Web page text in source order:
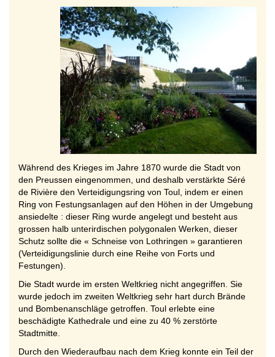
Während des Krieges im Jahre 1870 wurde die Stadt von
den Preussen eingenommen, und deshalb verstärkte Séré
de Rivière den Verteidigungsring von Toul, indem er einen
Ring von Festungsanlagen auf den Höhen in der Umgebung
ansiedelte : dieser Ring wurde angelegt und besteht aus
grossen halb unterirdischen polygonalen Werken, dieser
Schutz sollte die « Schneise von Lothringen » garantieren
(Verteidigungslinie durch eine Reihe von Forts und
Festungen).
Die Stadt wurde im ersten Weltkrieg nicht angegriffen. Sie
wurde jedoch im zweiten Weltkrieg sehr hart durch Brände
und Bombenanschläge getroffen. Toul erlebte eine
beschädigte Kathedrale und eine zu 40 % zerstörte
Stadtmitte.
Durch den Wiederaufbau nach dem Krieg konnte ein Teil der